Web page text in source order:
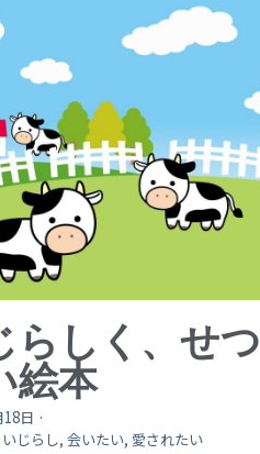
らしく、せつ
絵本
18日 ·
いじらし, 会いたい, 愛されたい